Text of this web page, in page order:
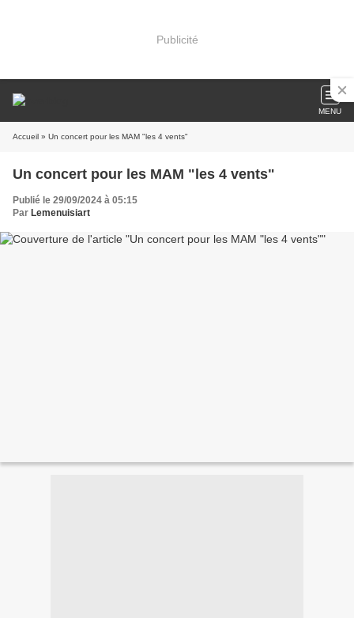
Publicité
MENU
Accueil » Un concert pour les MAM "les 4 vents"
Un concert pour les MAM "les 4 vents"
Publié le 29/09/2024 à 05:15
Par Lemenuisiart